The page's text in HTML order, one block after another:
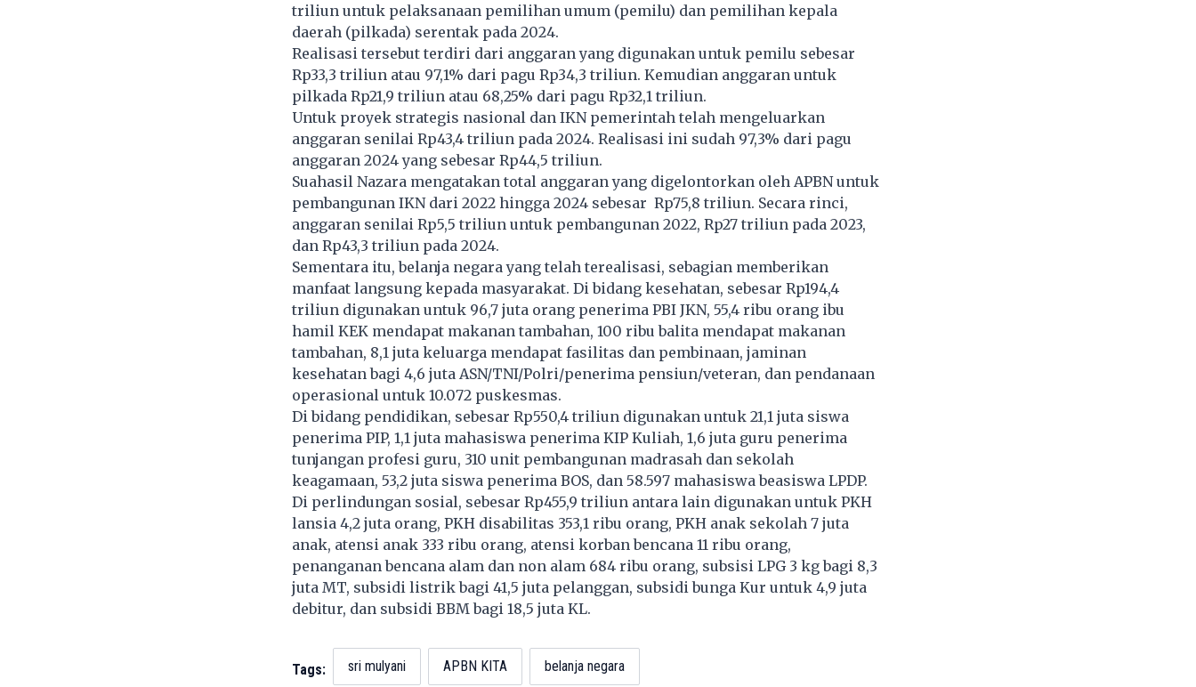
triliun untuk pelaksanaan pemilihan umum (pemilu) dan pemilihan kepala
daerah (pilkada) serentak pada 2024.
Realisasi tersebut terdiri dari anggaran yang digunakan untuk pemilu sebesar
Rp33,3 triliun atau 97,1% dari pagu Rp34,3 triliun. Kemudian anggaran untuk
pilkada Rp21,9 triliun atau 68,25% dari pagu Rp32,1 triliun.
Untuk proyek strategis nasional dan IKN pemerintah telah mengeluarkan
anggaran senilai Rp43,4 triliun pada 2024. Realisasi ini sudah 97,3% dari pagu
anggaran 2024 yang sebesar Rp44,5 triliun.
Suahasil Nazara mengatakan total anggaran yang digelontorkan oleh APBN untuk
pembangunan IKN dari 2022 hingga 2024 sebesar Rp75,8 triliun. Secara rinci,
anggaran senilai Rp5,5 triliun untuk pembangunan 2022, Rp27 triliun pada 2023,
dan Rp43,3 triliun pada 2024.
Sementara itu, belanja negara yang telah terealisasi, sebagian memberikan
manfaat langsung kepada masyarakat. Di bidang kesehatan, sebesar Rp194,4
triliun digunakan untuk 96,7 juta orang penerima PBI JKN, 55,4 ribu orang ibu
hamil KEK mendapat makanan tambahan, 100 ribu balita mendapat makanan
tambahan, 8,1 juta keluarga mendapat fasilitas dan pembinaan, jaminan
kesehatan bagi 4,6 juta ASN/TNI/Polri/penerima pensiun/veteran, dan pendanaan
operasional untuk 10.072 puskesmas.
Di bidang pendidikan, sebesar Rp550,4 triliun digunakan untuk 21,1 juta siswa
penerima PIP, 1,1 juta mahasiswa penerima KIP Kuliah, 1,6 juta guru penerima
tunjangan profesi guru, 310 unit pembangunan madrasah dan sekolah
keagamaan, 53,2 juta siswa penerima BOS, dan 58.597 mahasiswa beasiswa LPDP.
Di perlindungan sosial, sebesar Rp455,9 triliun antara lain digunakan untuk PKH
lansia 4,2 juta orang, PKH disabilitas 353,1 ribu orang, PKH anak sekolah 7 juta
anak, atensi anak 333 ribu orang, atensi korban bencana 11 ribu orang,
penanganan bencana alam dan non alam 684 ribu orang, subsisi LPG 3 kg bagi 8,3
juta MT, subsidi listrik bagi 41,5 juta pelanggan, subsidi bunga Kur untuk 4,9 juta
debitur, dan subsidi BBM bagi 18,5 juta KL.
Tags: sri mulyani APBN KITA belanja negara